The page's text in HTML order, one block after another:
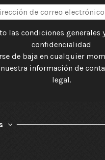
las condiciones generales
confidencialidad
de baja en cualquier
información de
legal.